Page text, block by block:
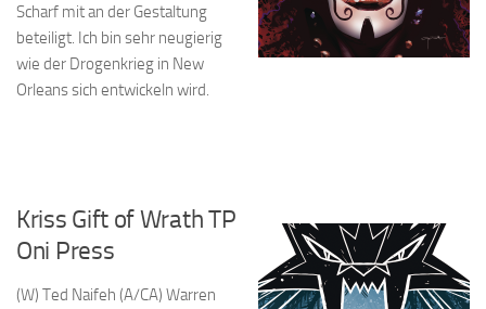
Scharf mit an der Gestaltung
beteiligt. Ich bin sehr neugierig
wie der Drogenkrieg in New
Orleans sich entwickeln wird.
Kriss Gift of Wrath TP
Oni Press
(W) Ted Naifeh (A/CA) Warren